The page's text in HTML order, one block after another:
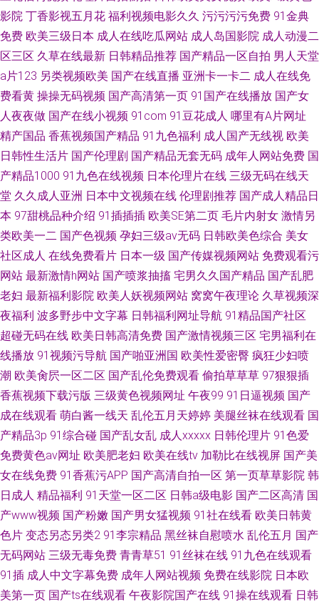
影院 丁香影视五月花 福利视频电影久久 污污污污免费 91金典
免费 欧美三级日本 成人在线吃瓜网站 成人岛国影院 成人动漫二
区三区 久草在线最新 日韩精品推荐 国产精品一区自拍 男人天堂
a片123 另类视频欧美 国产在线直播 亚洲卡一卡二 成人在线免
费看黄 操操无码视频 国产高清第一页 91国产在线播放 国产女
人夜夜做 国产在线小视频 91com 91豆花成人 哪里有A片网址
精产国品 香蕉视频国产精品 91九色福利 成人国产无线视 欧美
日韩性生活片 国产伦理剧 国产精品无套无码 成年人网站免费 国
产精品1000 91九色在线视频 日本伦理片在线 三级无码在线天
堂 久久成人亚洲 日本中文视频在线 伦理剧推荐 国产成人精品日
本 97甜桃品种介绍 91插插插 欧美SE第二页 毛片内射女 激情另
类欧美一二 国产色视频 孕妇三级av无码 日韩欧美色综合 美女
社区成人 在线免费看片 日本一级 国产传媒视频网站 免费观看污
网站 最新激情h网站 国产喷浆抽搐 宅男久久国产精品 国产乱肥
老妇 最新福利影院 欧美人妖视频网站 窝窝午夜理论 久草视频深
夜福利 波多野步中文字幕 日韩福利网址导航 91精品国产社区
超碰无码在线 欧美日韩高清免费 国产激情视频三区 宅男福利在
线播放 91视频污导航 国产啪亚洲国 欧美性爱密臀 疯狂少妇喷
潮 欧美肏屄一区二区 国产乱伦免费观看 偷拍草草草 97狠狠插
香蕉视频下载污版 三级黄色视频网址 午夜99 91日逼视频 国产
成在线观看 萌白酱一线天 乱伦五月天婷婷 美腿丝袜在线观看 国
产精品3p 91综合碰 国产乱女乱 成人xxxxx 日韩伦理片 91色爱
免费黄色av网址 欧美肥老妇 欧美在线tv 加勒比在线视屏 国产美
女在线免费 91香蕉污APP 国产高清自拍一区 第一页草草影院 韩
日成人 精品福利 91天堂一区二区 日韩a级电影 国产二区高清 国
产www视频 国产粉嫩 国产男女猛视频 91社在线看 欧美日韩黄
色片 变态另态另类2 91李宗精品 黑丝袜自慰喷水 乱伦五月 国产
无码网站 三级无毒免费 青青草51 91丝袜在线 91九色在线观看
91插 成人中文字幕免费 成年人网站视频 免费在线影院 日本欧
美第一页 国产ts在线观看 午夜影院国产在线 91操在线观看 日韩